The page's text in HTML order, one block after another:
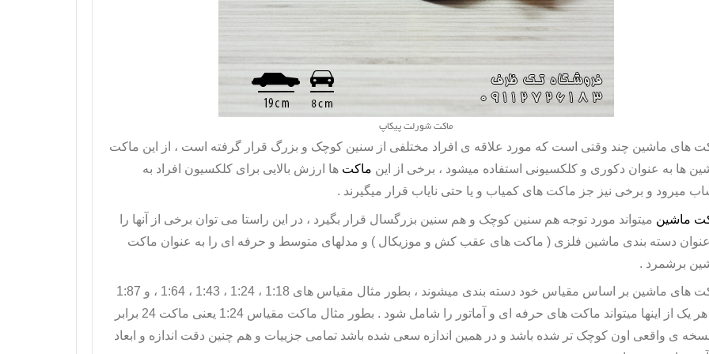
ماکت شورلت پیکاپ
های ماشین چند وقتی است که مورد علاقه ی افراد مختلفی از سنین کوچک و بزرگ قرار گرفته است ، از این ماکت
ها به عنوان دکوری و کلکسیونی استفاده میشود ، برخی از این ماکتها ارزش بالایی برای کلکسیون افراد به
میرود و برخی نیز جز ماکت های کمیاب و یا حتی نایاب قرار میگیرند .
ماشین میتواند مورد توجه هم سنین کوچک و هم سنین بزرگسال قرار بگیرد ، در این راستا می توان برخی از آنها را
عنوان دسته بندی ماشین فلزی ( ماکت های عقب کش و موزیکال ) و مدلهای متوسط و حرفه ای را به عنوان ماکت
برشمرد .
ماکت های ماشین بر اساس مقیاس خود دسته بندی میشوند ، بطور مثال مقیاس های 1:18 ، 1:24 ، 1:43 ، 1:64 ، و 1:87
یک از اینها میتواند ماکت های حرفه ای و آماتور را شامل شود . بطور مثال ماکت مقیاس 1:24
یعنی ماکت 24 برابر
نسخه ی واقعی اون کوچک تر شده باشد و در همین اندازه سعی شده باشد تمامی جزییات و هم چنین دقت اندازه و ابعاد